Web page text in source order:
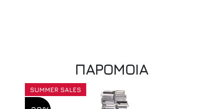
ΠΑΡΟΜΟΙΑ
SUMMER SALES